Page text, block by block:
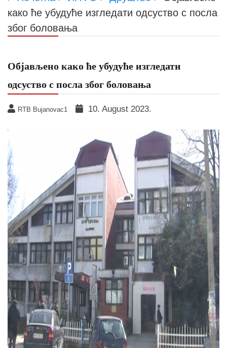
како ће убудуће изгледати одсуство с посла
због боловања
Објављено како ће убудуће изгледати
одсуство с посла због боловања
RTB Bujanovac1 10. August 2023.